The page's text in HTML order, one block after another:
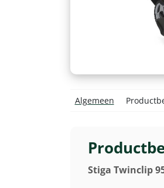
Stiga Twinclip
Algemeen